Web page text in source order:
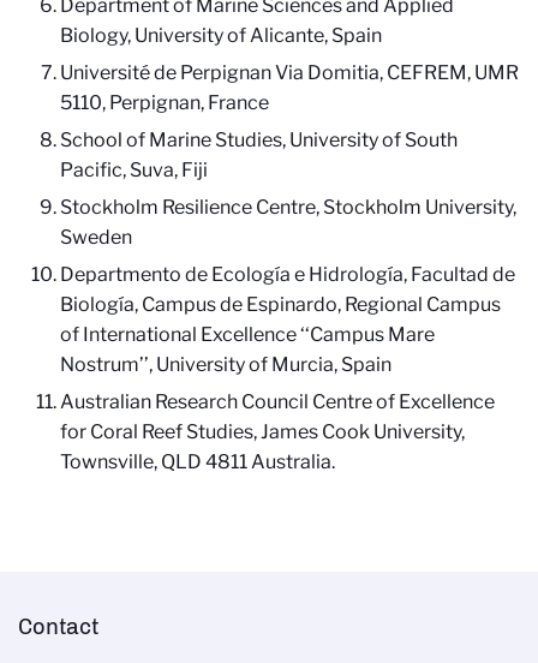
Department of Marine Sciences and Applied
Biology, University of Alicante, Spain
Université de Perpignan Via Domitia, CEFREM, UMR
5110, Perpignan, France
School of Marine Studies, University of South
Pacific, Suva, Fiji
Stockholm Resilience Centre, Stockholm University,
Sweden
Departmento de Ecología e Hidrología, Facultad de
Biología, Campus de Espinardo, Regional Campus
of International Excellence ‘‘Campus Mare
Nostrum’’, University of Murcia, Spain
Australian Research Council Centre of Excellence
for Coral Reef Studies, James Cook University,
Townsville, QLD 4811 Australia.
Contact